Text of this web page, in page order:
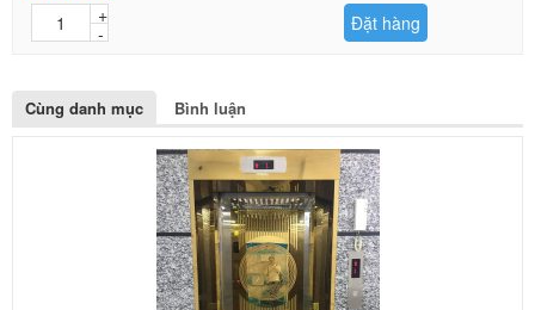
Đặt hàng
Cùng danh mục Bình luận